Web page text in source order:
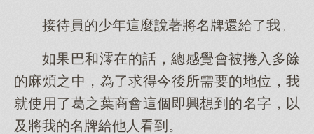
接待員的少年這麼說著將名牌還給了我。
如果巴和澪在的話，總感覺會被捲入多餘
的麻煩之中，為了求得今後所需要的地位，我
就使用了葛之葉商會這個即興想到的名字，以
及將我的名牌給他人看到。